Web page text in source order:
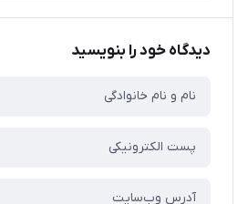
دیدگاه خود را بنویسید